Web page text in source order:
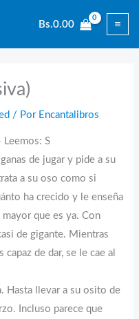
Bs.0.00
/ Por Encantalibros
Leemos: S
de jugar y pide a su
a su oso como si
ha crecido y le enseña
que es ya. Con
de gigante. Mientras
de dar, se le cae al
Hasta llevar a su osito de
Incluso parece que